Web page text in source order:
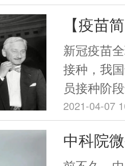
0、28天两
中和抗体
为康复者
的2.65倍
整理的新
示，真病
康复者倍
四。考虑
体倍数和
【疫苗
会最终
疫苗竞
新冠疫苗
接种，我
员接种阶
全民广泛
经获批上
来说就有
2021-04-07
中科院